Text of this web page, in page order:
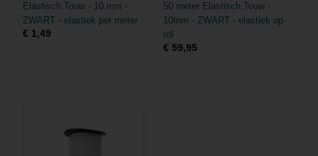
Elastisch Touw - 10 mm -
ZWART - elastiek per meter
€ 1,49
50 meter Elastisch Touw -
10mm - ZWART - elastiek op
rol
€ 59,95